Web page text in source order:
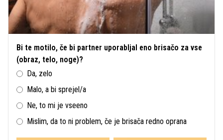
Bi te motilo, če bi partner uporabljal eno brisačo za vse
(obraz, telo, noge)?
Da, zelo
Malo, a bi sprejel/a
Ne, to mi je vseeno
Mislim, da to ni problem, če je brisača redno oprana